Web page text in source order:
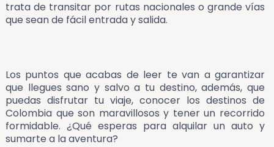
trata de transitar por rutas nacionales o grande vías
que sean de fácil entrada y salida.
Los puntos que acabas de leer te van a garantizar
que llegues sano y salvo a tu destino, además, que
puedas disfrutar tu viaje, conocer los destinos de
Colombia que son maravillosos y tener un recorrido
formidable. ¿Qué esperas para alquilar un auto y
sumarte a la aventura?